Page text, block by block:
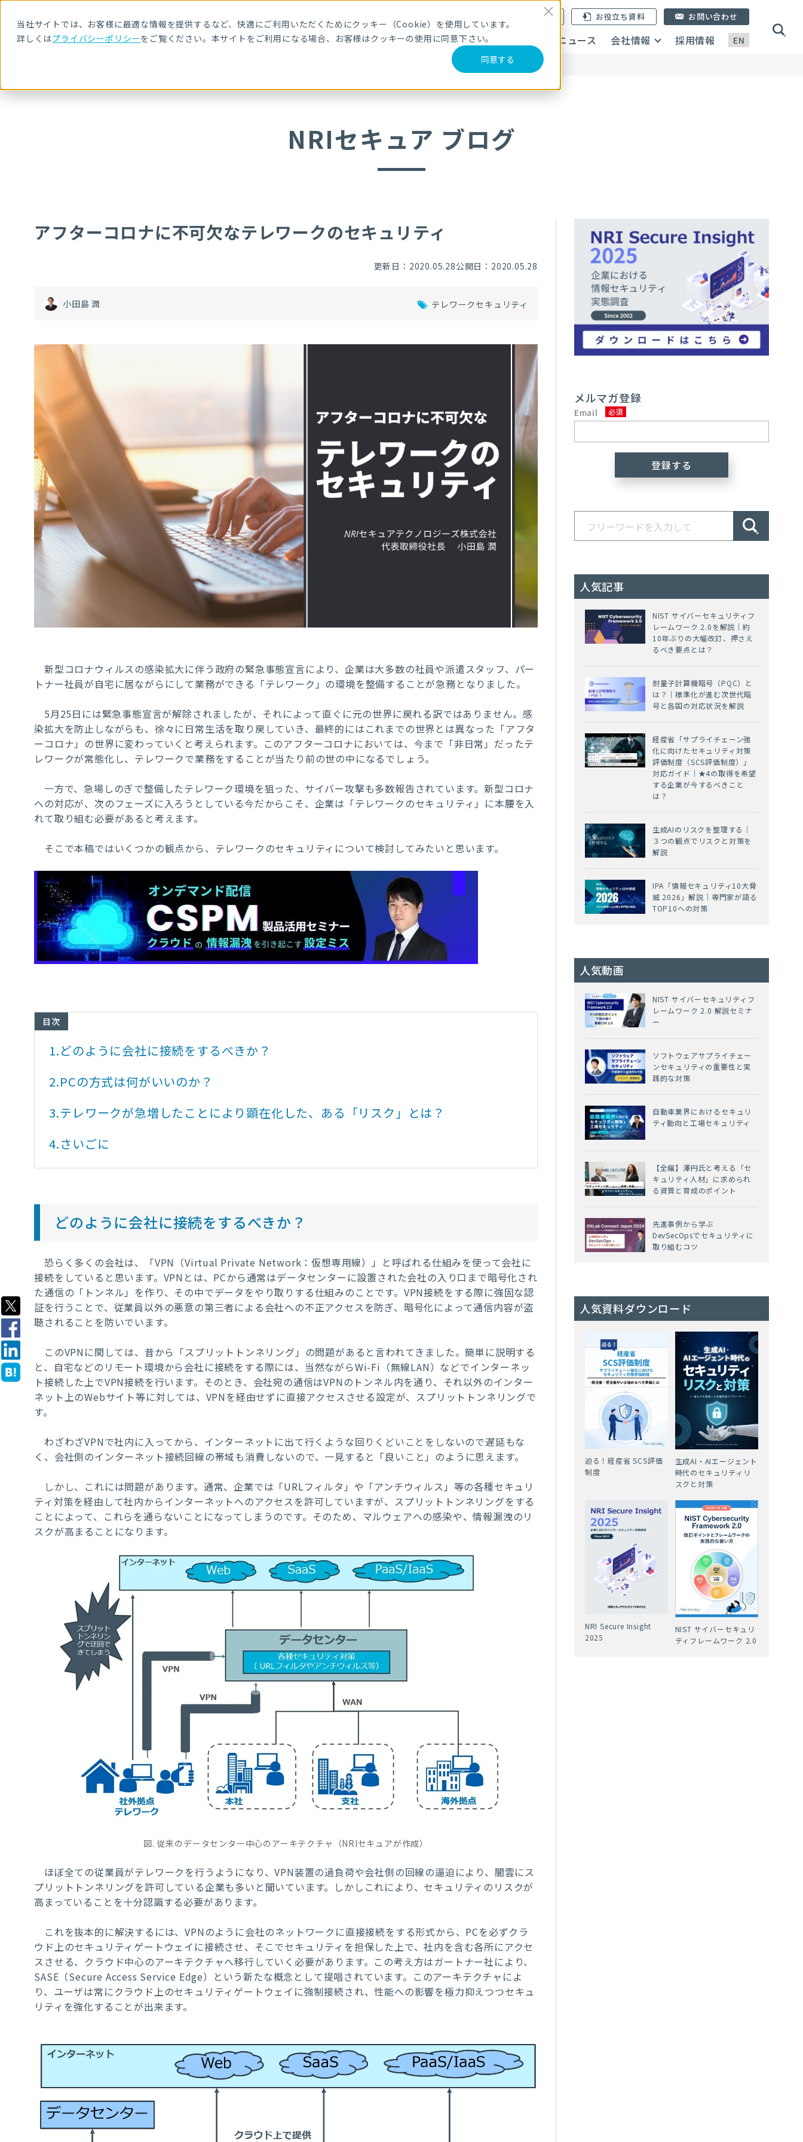
当社サイトでは、お客様に最適な情報を提供するなど、快適にご利用いただくためにクッキー（Cookie）を使用しています。
詳しくはプライバシーポリシーをご覧ください。本サイトをご利用になる場合、お客様はクッキーの使用に同意下さい。
同意する
EN
メールマガジン登録 お役立ち資料
サービス・製品 導入事例 セミナー ブログ ニュース 会社情報 採用情報
お問い合わせ
NRIセキュア ブログ
アフターコロナに不可欠なテレワークのセキュリティ
更新日：2020.05.28公開日：2020.05.28
小田島 潤 テレワークセキュリティ
新型コロナウィルスの感染拡大に伴う政府の緊急事態宣言により、企業は大多数の社員や派遣スタッフ、パー
トナー社員が自宅に居ながらにして業務ができる「テレワーク」の環境を整備することが急務となりました。
5月25日 には緊急事態宣言が解除されましたが、それによって直ぐに元の世界に戻れる訳ではありません。感
染拡大を防止しながらも、徐々に日常生活を取り戻していき、最終的にはこれまでの世界とは異なった「アフタ
ーコロナ」の世界に変わっていくと考えられます。このアフターコロナにおいては、今まで「非日常」だったテ
レワークが常態化し、テレワークで業務をすることが当たり前の世の中になるでしょう。
一方で、急場しのぎで整備したテレワーク環境を狙った、サイバー攻撃も多数報告されています。新型コロナ
への対応が、次のフェーズに入ろうとしている今だからこそ、企業は「テレワークのセキュリティ」に本腰を入
れて取り組む必要があると考えます。
そこで本稿ではいくつかの観点から、テレワークのセキュリティについて検討してみたいと思います。
目次
1.どのように会社に接続をするべきか？
2.PCの方式は何がいいのか？
3.テレワークが急増したことにより顕在化した、ある「リスク」とは？
4.さいごに
どのように会社に接続をするべきか？
恐らく多くの会社は、「VPN （Virtual Private Network ：仮想専用線）」と呼ばれる仕組みを使って会社に
接続をしていると思います。 VPN とは、 PCから通常はデータセンターに設置された会社の入り口まで暗号化され
た通信の「トンネル」を作り、その中でデータをやり取りする仕組みのことです。 VPN接続をする際に強固な認
証を行うことで、従業員以外の悪意の第三者による会社への不正アクセスを防ぎ、暗号化によって通信内容が盗
聴されることを防いでいます。
このVPNに関しては、昔から「スプリットトンネリング」の問題があると言われてきました。簡単に説明する
と、自宅などのリモート環境から会社に接続をする際には、当然ながらWi-Fi （無線LAN）などでインターネッ
ト接続した上でVPN接続を行います。そのとき、会社宛の通信はVPNのトンネル内を通り、それ以外のインター
ネット上のWebサイト等に対しては、 VPNを経由せずに直接アクセスさせる設定が、スプリットトンネリングで
す。
わざわざVPNで社内に入ってから、インターネットに出て行くような回りくどいことをしないので遅延もな
く、会社側のインターネット接続回線の帯域も消費しないので、一見すると「良いこと」のように思えます。
しかし、これには問題があります。通常、企業では「URLフィルタ」や「アンチウィルス」等の各種セキュリ
ティ対策を経由して社内からインターネットへのアクセスを許可していますが、スプリットトンネリングをする
ことによって、これらを通らないことになってしまうのです。そのため、マルウェアへの感染や、情報漏洩のリ
スクが高まることになります。
図. 従来のデータセンター中心のアーキテクチャ（NRIセキュアが作成）
ほぼ全ての従業員がテレワークを行うようになり、VPN装置の過負荷や会社側の回線の逼迫により、闇雲にス
プリットトンネリングを許可している企業も多いと聞いています。しかしこれにより、セキュリティのリスクが
高まっていることを十分認識する必要があります。
これを抜本的に解決するには、VPNのように会社のネットワークに直接接続をする形式から、 PCを必ずクラ
ウド上のセキュリティゲートウェイに接続させ、そこでセキュリティを担保した上で、社内を含む各所にアクセ
スさせる、クラウド中心のアーキテクチャへ移行していく必要があります。この考え方はガートナー社により、
SASE （Secure Access Service Edge）という新たな概念として提唱されています。このアーキテクチャによ
り、ユーザは常にクラウド上のセキュリティゲートウェイに強制接続され、性能への影響を極力抑えつつセキュ
リティを強化することが出来ます。
メルマガ登録
Email
人気記事
NIST サイバーセキュリティフ
レームワーク 2.0を解説｜約
10年ぶりの大幅改訂、押さえ
るべき要点とは？
耐量子計算機暗号（PQC）と
は？｜標準化が進む次世代暗
号と各国の対応状況を解説
経産省「サプライチェーン強
化に向けたセキュリティ対策
評価制度（SCS評価制度）」
対応ガイド｜★4の取得を希望
する企業が今するべきこと
は？
生成AIのリスクを整理する｜
３つの観点でリスクと対策を
解説
IPA「情報セキュリティ10大脅
威 2026」解説｜専門家が語る
TOP10への対策
人気動画
NIST サイバーセキュリティフ
レームワーク 2.0 解説セミナ
ー
ソフトウェアサプライチェー
ンセキュリティの重要性と実
践的な対策
自動車業界におけるセキュリ
ティ動向と工場セキュリティ
【全編】澤円氏と考える「セ
キュリティ人材」に求められ
る資質と育成のポイント
先進事例から学ぶ
DevSecOpsでセキュリティに
取り組むコツ
人気資料ダウンロード
迫る！経産省 SCS評価
制度
生成AI・AIエージェント
時代のセキュリティリ
スクと対策
NRI Secure Insight
2025
NIST サイバーセキュリ
ティフレームワーク 2.0